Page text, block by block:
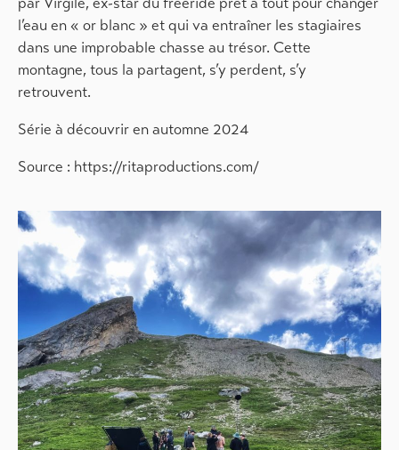
l’eau en « or blanc » et qui va entraîner les stagiaires
dans une improbable chasse au trésor. Cette
montagne, tous la partagent, s’y perdent, s’y
retrouvent.
Série à découvrir en automne 2024
Source : https://ritaproductions.com/